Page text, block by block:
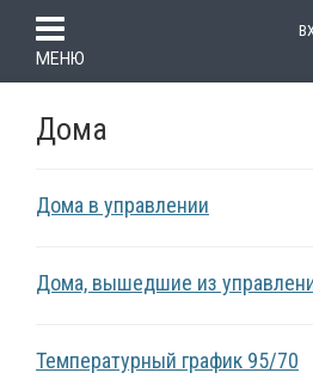
МЕНЮ
Дома
Дома в управлении
Дома, вышедшие из
Температурный график 95/70